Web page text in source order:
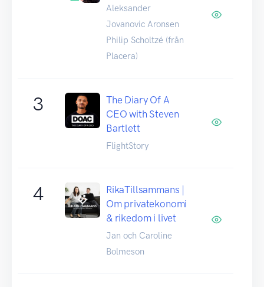
Aleksander
Jovanovic Aronsen
Philip Scholtzé (från
Placera)
3
The Diary Of A
CEO with Steven
Bartlett
FlightStory
4
RikaTillsammans |
Om privatekonomi
& rikedom i livet
Jan och Caroline
Bolmeson